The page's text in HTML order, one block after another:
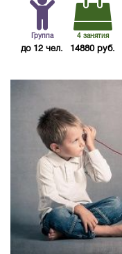
Группа
до 12 чел.
4 занятия
14880 руб.